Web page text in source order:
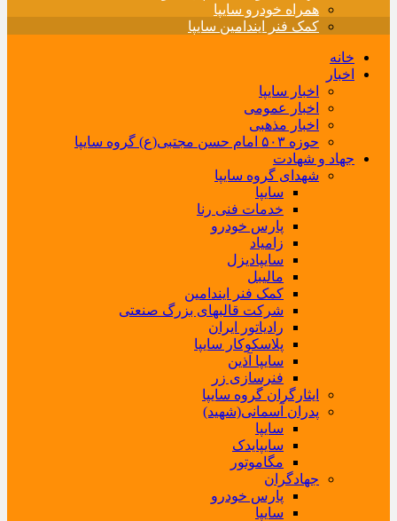
همراه خودرو سایپا
کمک فنر ایندامین سایپا
خانه
اخبار
اخبار سایپا
اخبار عمومی
اخبار مذهبی
حوزه ۵۰۳ امام حسن مجتبی(ع) گروه سایپا
جهاد و شهادت
شهدای گروه سایپا
سایپا
خدمات فنی رنا
پارس خودرو
زامیاد
سایپادیزل
مالیبل
کمک فنر ایندامین
شرکت قالبهای بزرگ صنعتی
رادیاتور ایران
پلاسکوکار سایپا
سایپا آذین
فنرسازی زر
ایثارگران گروه سایپا
پدران آسمانی(شهید)
سایپا
سایپایدک
مگاموتور
جهادگران
پارس خودرو
سایپا